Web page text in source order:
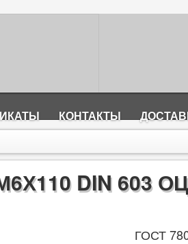
КОНТАКТЫ
DIN 603
ГОСТ